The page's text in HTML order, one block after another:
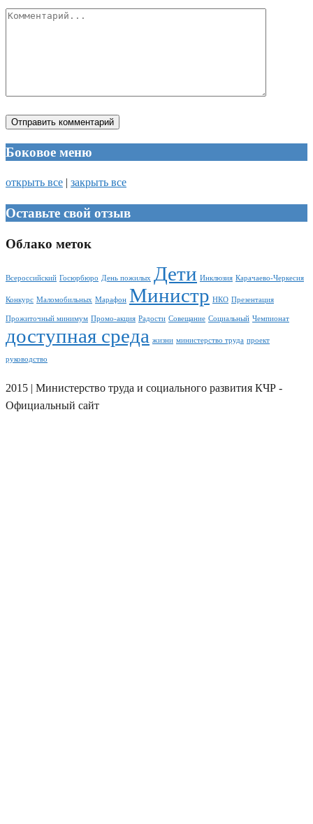
Боковое меню
открыть все | закрыть все
Оставьте свой отзыв
Облако меток
Всероссийский Госюрбюро День пожилых Дети Инклюзия Карачаево-Черкесия
Конкурс Маломобильных Марафон Министр НКО Презентация
Прожиточный минимум Промо-акция Радости Совещание Социальный Чемпионат
доступная среда жизни министерство труда проект
руководство
2015 | Министерство труда и социального развития КЧР -
Официальный сайт